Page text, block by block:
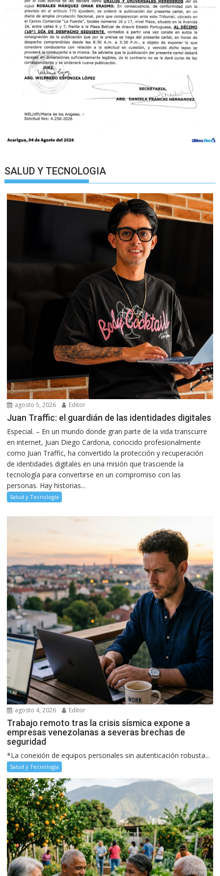
SALUD Y TECNOLOGIA
agosto 5, 2026 Editor
Juan Traffic: el guardián de las identidades digitales
Especial. – En un mundo donde gran parte de la vida transcurre
en internet, Juan Diego Cardona, conocido profesionalmente
como Juan Traffic, ha convertido la protección y recuperación
de identidades digitales en una misión que trasciende la
tecnología para convertirse en un compromiso con las
personas. Hay historias...
Salud y Tecnología
agosto 4, 2026 Editor
Trabajo remoto tras la crisis sísmica expone a
empresas venezolanas a severas brechas de
seguridad
*La conexión de equipos personales sin autenticación robusta...
Salud y Tecnología